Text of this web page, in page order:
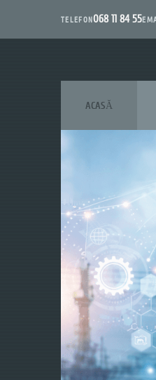
TELEFON068 11 84 55
ACASĂ